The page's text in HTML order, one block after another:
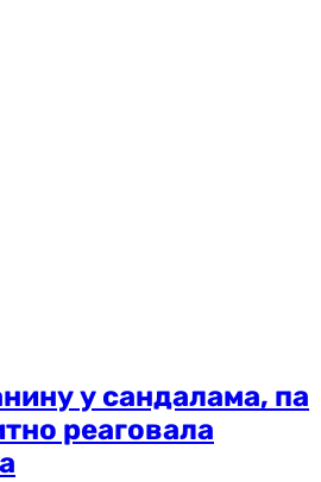
у сандалама, па
реаговала